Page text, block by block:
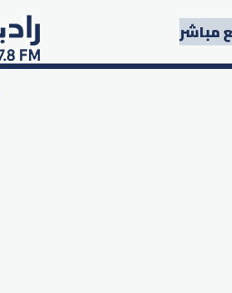
مباشر